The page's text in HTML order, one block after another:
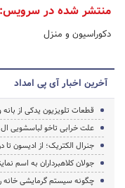
منتشر شده در سرویس:
دکوراسیون و منزل
آخرین اخبار آی پی امداد
قطعات تلویزیون یدکی از بانه
علت خرابی تاخو لباسشویی
جنرال الکتریک؛ از ادیسون
جولان کلاهبرداران به اسم
چگونه سیستم گرمایشی خانه